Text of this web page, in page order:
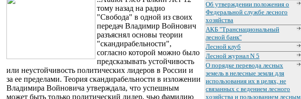
тому назад на радио
"Свобода" в одной из своих
передач Владимир Войнович
разъяснял основы теории
"скандирабельности",
согласно которой можно было
предсказывать устойчивость
или неустойчивость политических лидеров в России и
за ее пределами. Теория скандирабельности в изложении
Владимира Войновича утверждала, что успешным
может быть только политический лидер, чью фамилию
Об утверждении положения о
Федеральной службе лесного
хозяйства
АКБ "Транснациональный
лесной банк"
Лесной клуб
Лесной журнал N 5
О порядке перевода лесных
земель в нелесные земли для
использования их в целях, не
связанных с ведением лесного
хозяйства и пользованием лесным